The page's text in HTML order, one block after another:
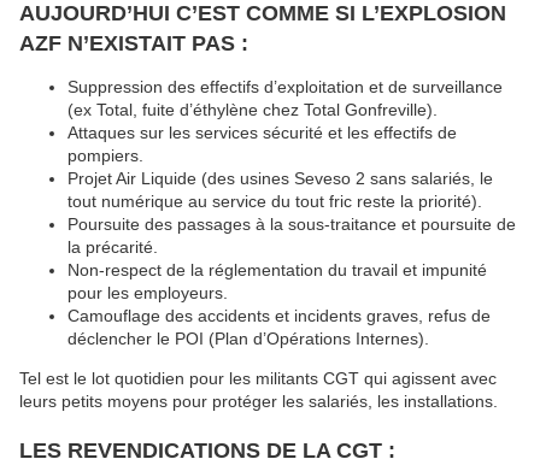
AUJOURD’HUI C’EST COMME SI L’EXPLOSION
AZF N’EXISTAIT PAS :
Suppression des effectifs d’exploitation et de surveillance
(ex Total, fuite d’éthylène chez Total Gonfreville).
Attaques sur les services sécurité et les effectifs de
pompiers.
Projet Air Liquide (des usines Seveso 2 sans salariés, le
tout numérique au service du tout fric reste la priorité).
Poursuite des passages à la sous-traitance et poursuite de
la précarité.
Non-respect de la réglementation du travail et impunité
pour les employeurs.
Camouflage des accidents et incidents graves, refus de
déclencher le POI (Plan d’Opérations Internes).
Tel est le lot quotidien pour les militants CGT qui agissent avec
leurs petits moyens pour protéger les salariés, les installations.
LES REVENDICATIONS DE LA CGT :